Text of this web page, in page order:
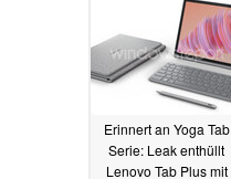
Erinnert an Yoga Tab
Serie: Leak enthüllt
Lenovo Tab Plus mit